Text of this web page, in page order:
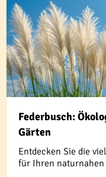
Federbusch:
Gärten
Entdecken Sie die
für Ihren naturnahen